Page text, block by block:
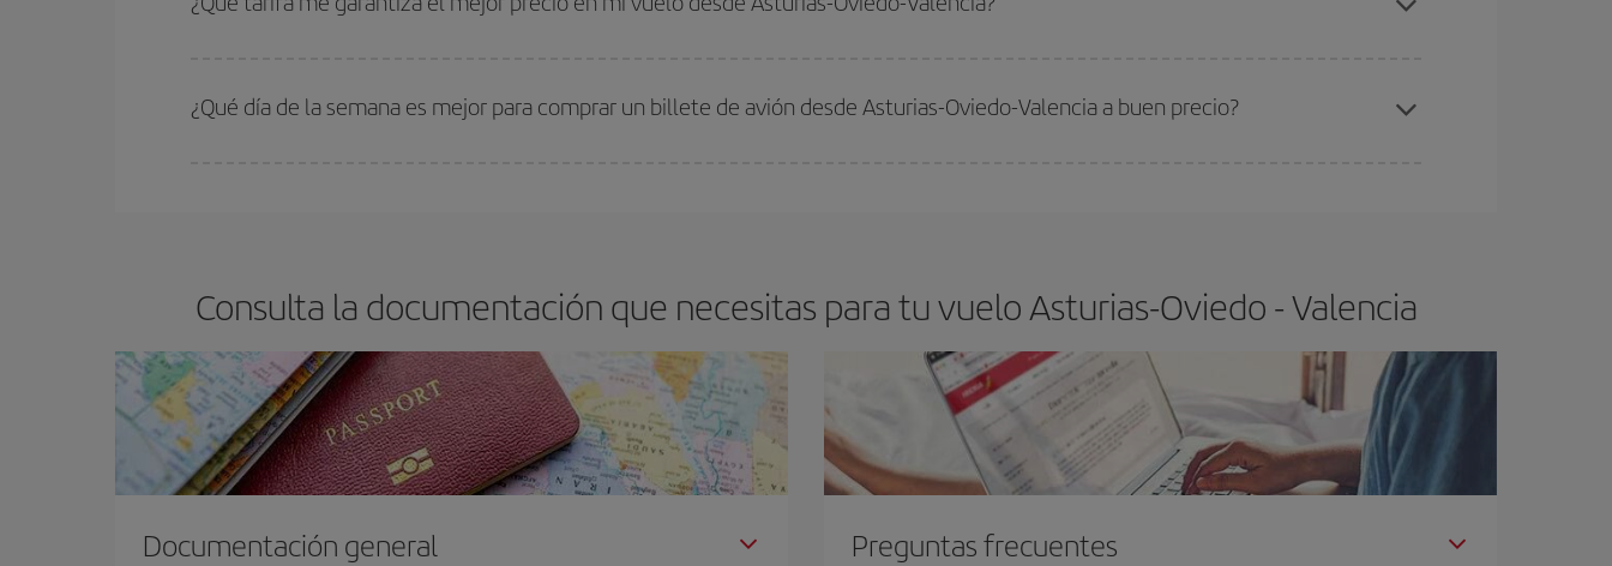
¿Qué día de la semana es mejor para comprar un billete de avión desde Asturias-Oviedo-Valencia a buen precio?
Consulta la documentación que necesitas para tu vuelo Asturias-Oviedo - Valencia
Documentación general Preguntas frecuentes